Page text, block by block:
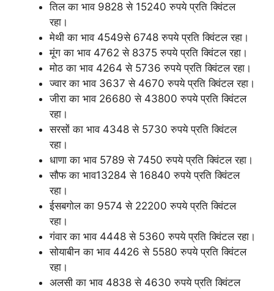
तिल का भाव 9828 से 15240 रुपये प्रति क्विंटल
रहा।
मेथी का भाव 4549से 6748 रुपये प्रति क्विंटल रहा।
मूंग का भाव 4762 से 8375 रुपये प्रति क्विंटल रहा।
मोठ का भाव 4264 से 5736 रुपये प्रति क्विंटल रहा।
ज्वार का भाव 3637 से 4670 रुपये प्रति क्विंटल रहा।
जीरा का भाव 26680 से 43800 रुपये प्रति क्विंटल
रहा।
सरसों का भाव 4348 से 5730 रुपये प्रति क्विंटल
रहा।
धाणा का भाव 5789 से 7450 रुपये प्रति क्विंटल रहा।
सौफ का भाव13284 से 16840 रुपये प्रति क्विंटल
रहा।
ईसबगोल का 9574 से 22200 रुपये प्रति क्विंटल
रहा।
गंवार का भाव 4448 से 5360 रुपये प्रति क्विंटल रहा।
सोयाबीन का भाव 4426 से 5580 रुपये प्रति क्विंटल
रहा।
अलसी का भाव 4838 से 4630 रुपये प्रति क्विंटल